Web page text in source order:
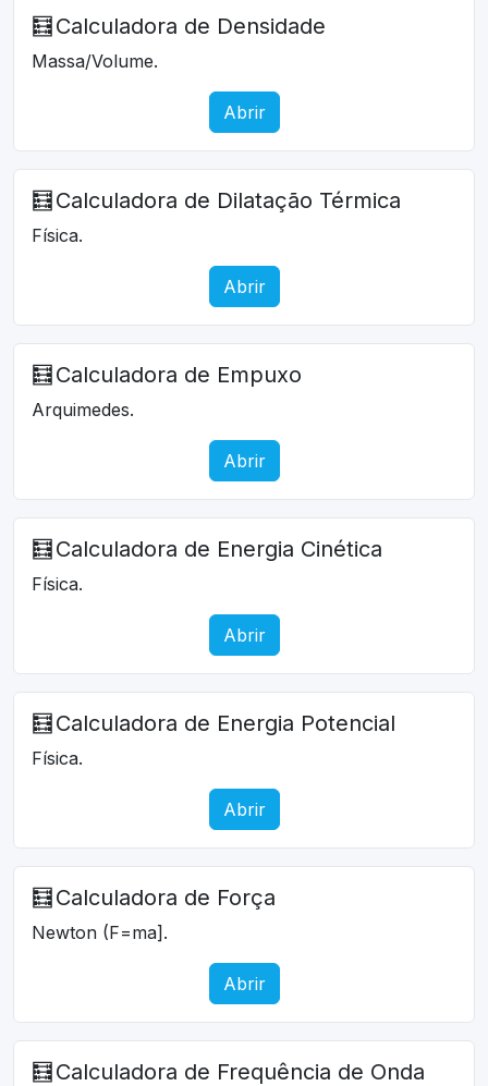
🧮 Calculadora de Densidade
Massa/Volume.
Abrir
🧮 Calculadora de Dilatação Térmica
Física.
Abrir
🧮 Calculadora de Empuxo
Arquimedes.
Abrir
🧮 Calculadora de Energia Cinética
Física.
Abrir
🧮 Calculadora de Energia Potencial
Física.
Abrir
🧮 Calculadora de Força
Newton (F=ma].
Abrir
🧮 Calculadora de Frequência de Onda